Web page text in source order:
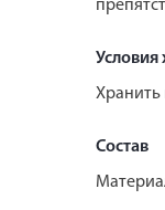
Условия
Хранить
Состав